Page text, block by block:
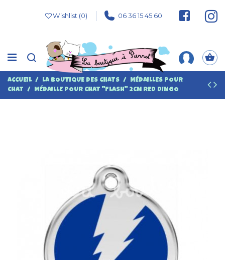
Wishlist (0) 06 36 15 45 60
ACCUEIL LA BOUTIQUE DES CHATS
MÉDAILLES POUR
CHAT
MÉDAILLE POUR CHAT "FLASH" 2CM RED DINGO